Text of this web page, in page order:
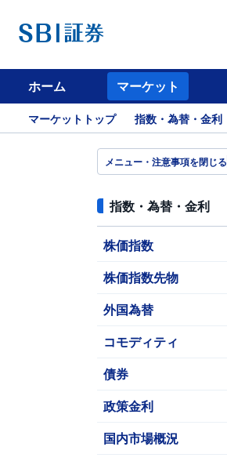
ホーム マーケット
マーケットトップ 指数・為替・金利
メニュー・注意事項を閉じる
指数・為替・金利
株価指数
株価指数先物
外国為替
コモディティ
債券
政策金利
国内市場概況